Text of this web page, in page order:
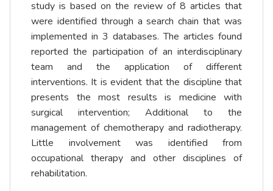
study is based on the review of 8 articles that
were identified through a search chain that was
implemented in 3 databases. The articles found
reported the participation of an interdisciplinary
team and the application of different
interventions. It is evident that the discipline that
presents the most results is medicine with
surgical intervention; Additional to the
management of chemotherapy and radiotherapy.
Little involvement was identified from
occupational therapy and other disciplines of
rehabilitation.